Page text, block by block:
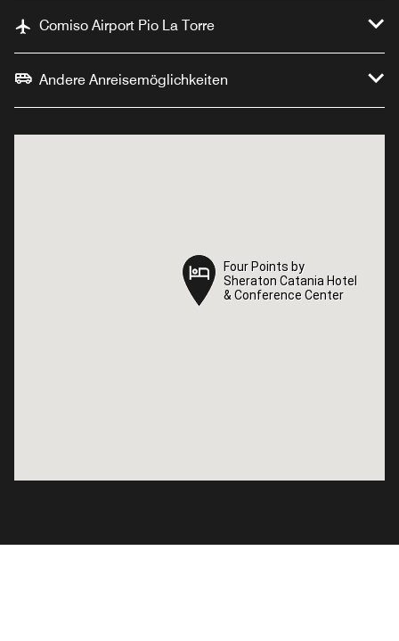
Comiso Airport Pio La Torre
Andere Anreisemöglichkeiten
Four Points by
Sheraton Catania Hotel
& Conference Center
Four Points by
Sheraton Catania Hotel
& Conference Center